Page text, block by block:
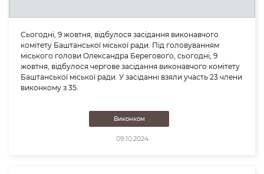
Сьогодні, 9 жовтня, відбулося засідання виконавчого
комітету Баштанської міської ради. Під головуванням
міського голови Олександра Берегового, сьогодні, 9
жовтня, відбулося чергове засідання виконавчого комітету
Баштанської міської ради. У засіданні взяли участь 23 члени
виконкому з 35.
Виконком
09.10.2024